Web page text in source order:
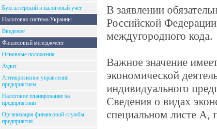
Бухгалтерский и налоговый учёт
Налоговая система Украины
Введение
Финансовый менеджмент
Основные положения
Аудит
Антикризисное управление
предприятием
Налоговое планирование на
предприятиии
Организация финансовой службы
предприятия
В заявлении
Российской
междугородного кода.
Важное значение
экономической
индивидуального
Сведения о видах
специальном листе А,